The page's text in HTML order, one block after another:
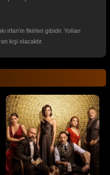
irfan'ın fikirleri gibidir. Yolları
kişi olacaktır.